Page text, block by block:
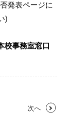
発表ページに
)
校事務室窓口
次へ